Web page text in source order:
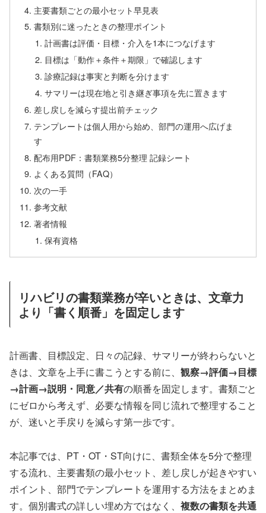
主要書類ごとの最小セット早見表
書類別に迷ったときの整理ポイント
計画書は評価・目標・介入を1本につなげます
目標は「動作＋条件＋期限」で確認します
診療記録は事実と判断を分けます
サマリーは現在地と引き継ぎ事項を先に置きます
差し戻しを減らす提出前チェック
テンプレートは個人用から始め、部門の運用へ広げま
す
配布用PDF：書類業務5分整理 記録シート
よくある質問（FAQ）
次の一手
参考文献
著者情報
保有資格
リハビリの書類業務が辛いときは、文章力
より「書く順番」を固定します
計画書、目標設定、日々の記録、サマリーが終わらないと
きは、文章を上手に書こうとする前に、 観察→評価→目標
→計画→説明・同意／共有の順番を固定します。書類ごと
にゼロから考えず、必要な情報を同じ流れで整理すること
が、迷いと手戻りを減らす第一歩です。
本記事では、PT・OT・ST向けに、書類全体を5分で整理
する流れ、主要書類の最小セット、差し戻しが起きやすい
ポイント、部門でテンプレートを運用する方法をまとめま
す。個別書式の詳しい埋め方ではなく、 複数の書類を共通